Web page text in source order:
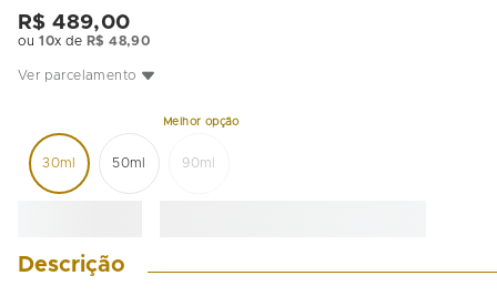
R$ 489,00
ou10x de R$ 48,90
Ver parcelamento
30ml 50ml 90ml
Descrição